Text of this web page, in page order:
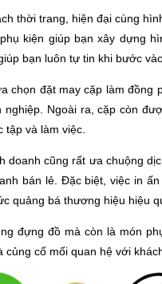
thời trang, hiện đại cùng
kiện giúp bạn xây dựng
bạn luôn tự tin khi bước
chọn đặt may cặp làm
Ngoài ra, cặp còn
tập và làm việc.
doanh cũng rất ưa chuộng
bán lẻ. Đặc biệt, việc in
quảng bá thương hiệu hiệu
đựng đồ mà còn là món
cố mối quan hệ với